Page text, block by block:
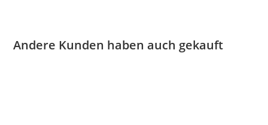
Andere Kunden haben auch gekauft